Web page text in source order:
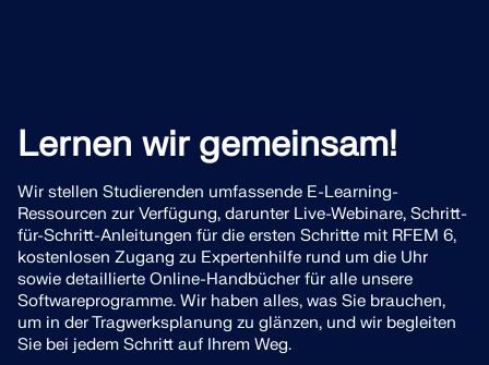
Lernen wir gemeinsam!
Wir stellen Studierenden umfassende E-Learning-
Ressourcen zur Verfügung, darunter Live-Webinare, Schritt-
für-Schritt-Anleitungen für die ersten Schritte mit RFEM 6,
kostenlosen Zugang zu Expertenhilfe rund um die Uhr
sowie detaillierte Online-Handbücher für alle unsere
Softwareprogramme. Wir haben alles, was Sie brauchen,
um in der Tragwerksplanung zu glänzen, und wir begleiten
Sie bei jedem Schritt auf Ihrem Weg.